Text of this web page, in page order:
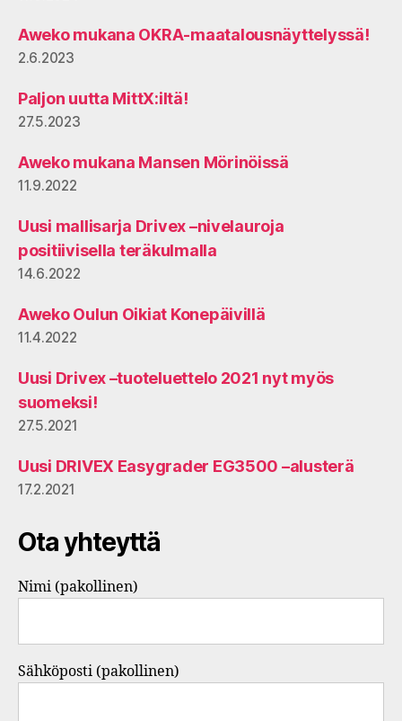
Aweko mukana OKRA-maatalousnäyttelyssä!
2.6.2023
Paljon uutta MittX:iltä!
27.5.2023
Aweko mukana Mansen Mörinöissä
11.9.2022
Uusi mallisarja Drivex –nivelauroja
positiivisella teräkulmalla
14.6.2022
Aweko Oulun Oikiat Konepäivillä
11.4.2022
Uusi Drivex –tuoteluettelo 2021 nyt myös
suomeksi!
27.5.2021
Uusi DRIVEX Easygrader EG3500 –alusterä
17.2.2021
Ota yhteyttä
Nimi (pakollinen)
Sähköposti (pakollinen)